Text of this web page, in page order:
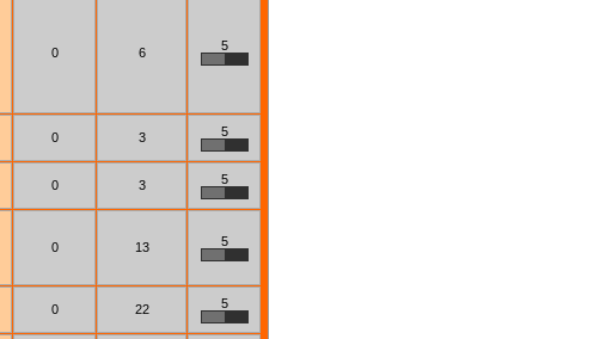
0 6 5
0 3 5
0 3 5
0 13 5
0 22 5